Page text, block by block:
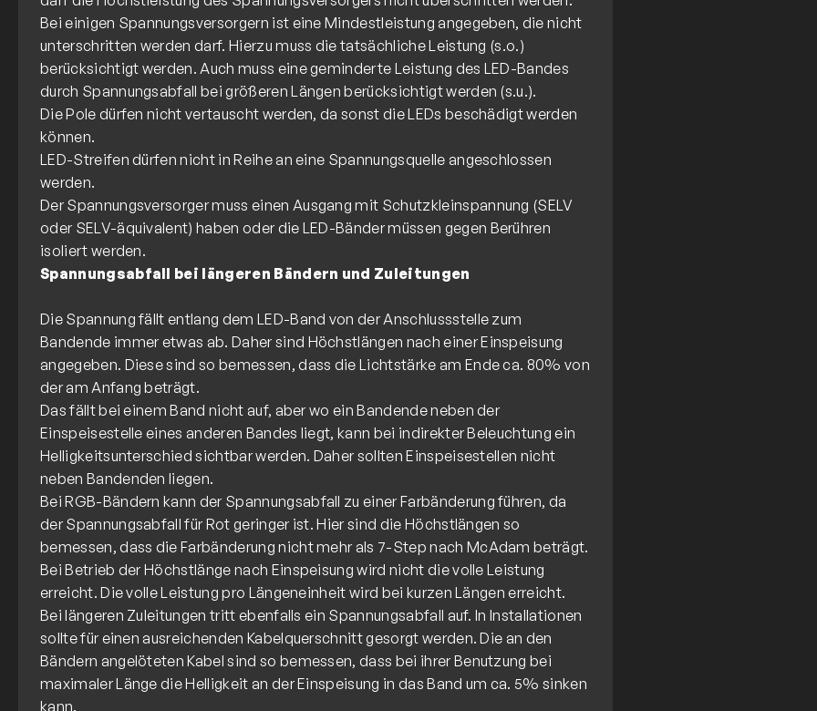
Bei einigen Spannungsversorgern ist eine Mindestleistung angegeben, die nicht
unterschritten werden darf. Hierzu muss die tatsächliche Leistung (s.o.)
berücksichtigt werden. Auch muss eine geminderte Leistung des LED-Bandes
durch Spannungsabfall bei größeren Längen berücksichtigt werden (s.u.).
Die Pole dürfen nicht vertauscht werden, da sonst die LEDs beschädigt werden
können.
LED-Streifen dürfen nicht in Reihe an eine Spannungsquelle angeschlossen
werden.
Der Spannungsversorger muss einen Ausgang mit Schutzkleinspannung (SELV
oder SELV-äquivalent) haben oder die LED-Bänder müssen gegen Berühren
Spannungsabfall bei längeren Bändern und Zuleitungen
Die Spannung fällt entlang dem LED-Band von der Anschlussstelle zum
Bandende immer etwas ab. Daher sind Höchstlängen nach einer Einspeisung
angegeben. Diese sind so bemessen, dass die Lichtstärke am Ende ca. 80% von
der am Anfang beträgt.
Das fällt bei einem Band nicht auf, aber wo ein Bandende neben der
Einspeisestelle eines anderen Bandes liegt, kann bei indirekter Beleuchtung ein
Helligkeitsunterschied sichtbar werden. Daher sollten Einspeisestellen nicht
neben Bandenden liegen.
Bei RGB-Bändern kann der Spannungsabfall zu einer Farbänderung führen, da
der Spannungsabfall für Rot geringer ist. Hier sind die Höchstlängen so
bemessen, dass die Farbänderung nicht mehr als 7-Step nach McAdam beträgt.
Bei Betrieb der Höchstlänge nach Einspeisung wird nicht die volle Leistung
erreicht. Die volle Leistung pro Längeneinheit wird bei kurzen Längen erreicht.
Bei längeren Zuleitungen tritt ebenfalls ein Spannungsabfall auf. In Installationen
sollte für einen ausreichenden Kabelquerschnitt gesorgt werden. Die an den
Bändern angelöteten Kabel sind so bemessen, dass bei ihrer Benutzung bei
maximaler Länge die Helligkeit an der Einspeisung in das Band um ca. 5% sinken